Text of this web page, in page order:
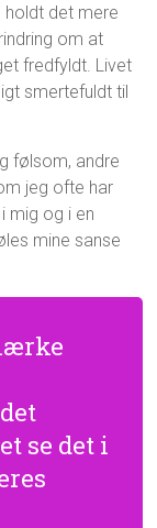
holdt det mere
om at
fredfyldt. Livet
smertefuldt til
følsom, andre
jeg ofte har
mig og i en
mine sanse
se det i